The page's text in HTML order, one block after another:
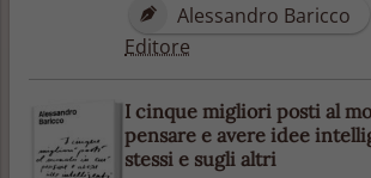
Alessandro Baricco
Editore
I cinque migliori posti al
pensare e avere idee
stessi e sugli altri